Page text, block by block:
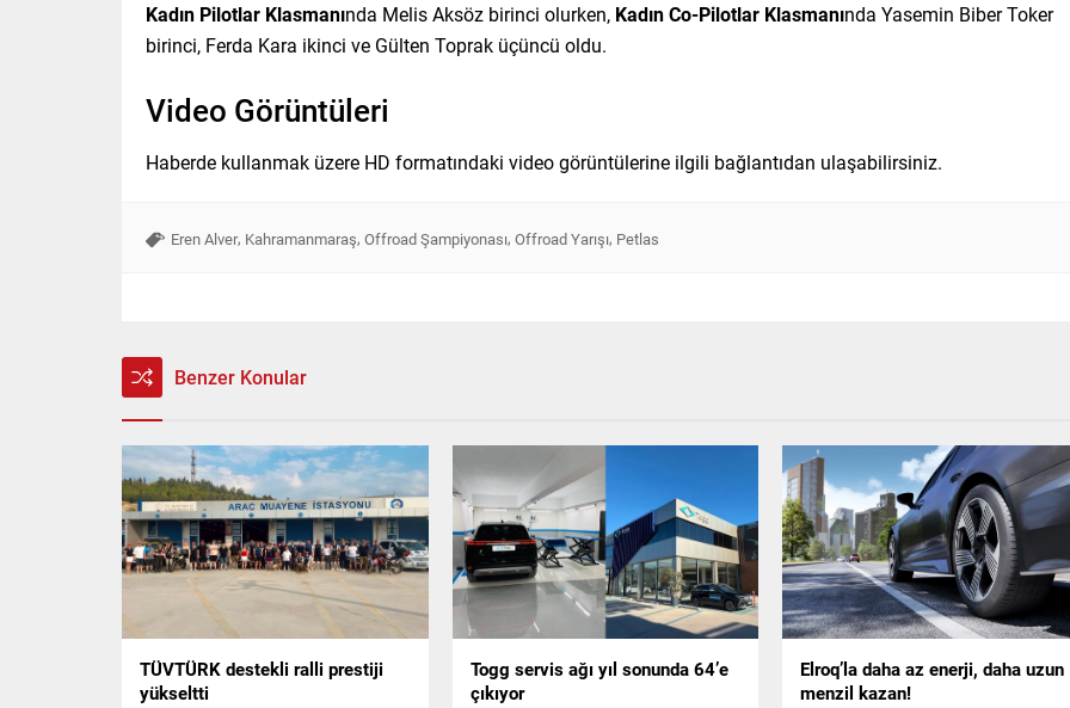
Kadın Pilotlar Klasmanında Melis Aksöz birinci olurken, Kadın Co-Pilotlar Klasmanında Yasemin Biber Toker
birinci, Ferda Kara ikinci ve Gülten Toprak üçüncü oldu.
Video Görüntüleri
Haberde kullanmak üzere HD formatındaki video görüntülerine ilgili bağlantıdan ulaşabilirsiniz.
Eren Alver, Kahramanmaraş, Offroad Şampiyonası, Offroad Yarışı, Petlas
Benzer Konular
TÜVTÜRK destekli ralli prestiji
yükseltti
Togg servis ağı yıl sonunda 64’e
çıkıyor
Elroq’la daha az enerji, daha uzun
menzil kazan!